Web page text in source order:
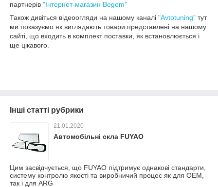
партнерів "Інтернет-магазин Begom"
Також дивіться відеоогляди на нашому каналі "Avtotuning" тут
ми показуємо як виглядають товари представлені на нашому
сайті, що входить в комплект поставки, як встановлюється і
ще цікавого.
Інші статті рубрики
21.01.2020
Автомобільні скла FUYAO
Цим засвідчується, що FUYAO підтримує однакові стандарти,
систему контролю якості та виробничий процес як для OEM,
так і для ARG